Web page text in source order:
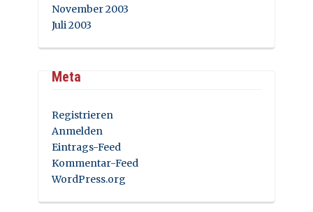
November 2003
Juli 2003
Meta
Registrieren
Anmelden
Eintrags-Feed
Kommentar-Feed
WordPress.org